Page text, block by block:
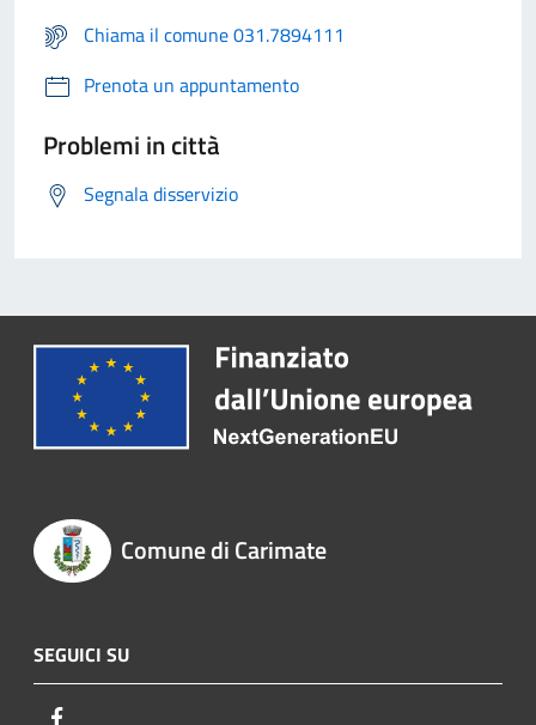
Chiama il comune 031.7894111
Prenota un appuntamento
Problemi in città
Segnala disservizio
Comune di Carimate
SEGUICI SU